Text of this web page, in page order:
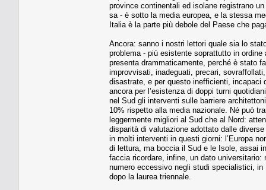
province continentali ed isolane registrano
sa - è sotto la media europea, e la stessa
Italia è la parte più debole del Paese che
Ancora: sanno i nostri lettori quale sia lo
problema - più esistente soprattutto in
presenta drammaticamente, perché è stato
improvvisati, inadeguati, precari,
disastrate, e per questo inefficienti, incapaci
ancora per l’esistenza di doppi turni
nel Sud gli interventi sulle barriere
10% rispetto alla media nazionale. Né può
leggermente migliori al Sud che al Nord:
disparità di valutazione adottato dalle
in molti interventi in questi giorni: l’Europa
di lettura, ma boccia il Sud e le Isole, assai
faccia ricordare, infine, un dato
numero eccessivo negli studi specialistici, in
dopo la laurea triennale.